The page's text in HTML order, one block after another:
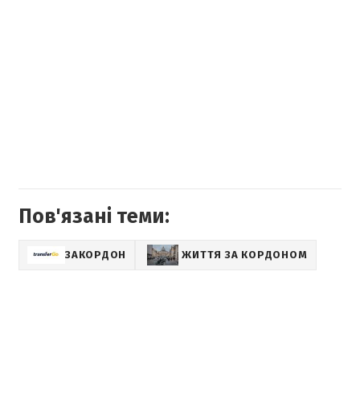
Пов'язані теми:
ЗАКОРДОН ЖИТТЯ ЗА КОРДОНОМ